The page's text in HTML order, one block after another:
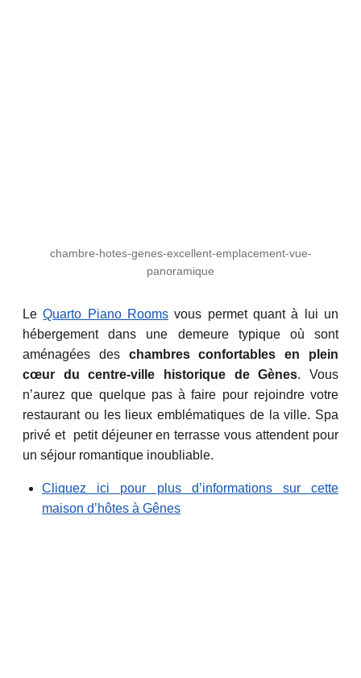
chambre-hotes-genes-excellent-emplacement-vue-
panoramique
LeQuarto Piano Rooms vous permet quant à lui un
hébergement dans une demeure typique où sont
aménagées des chambres confortables en plein
cœur du centre-ville historique de Gènes. Vous
n’aurez que quelque pas à faire pour rejoindre votre
restaurant ou les lieux emblématiques de la ville. Spa
privé et petit déjeuner en terrasse vous attendent pour
un séjour romantique inoubliable.
Cliquez ici pour plus d’informations sur cette
maison d’hôtes à Gênes